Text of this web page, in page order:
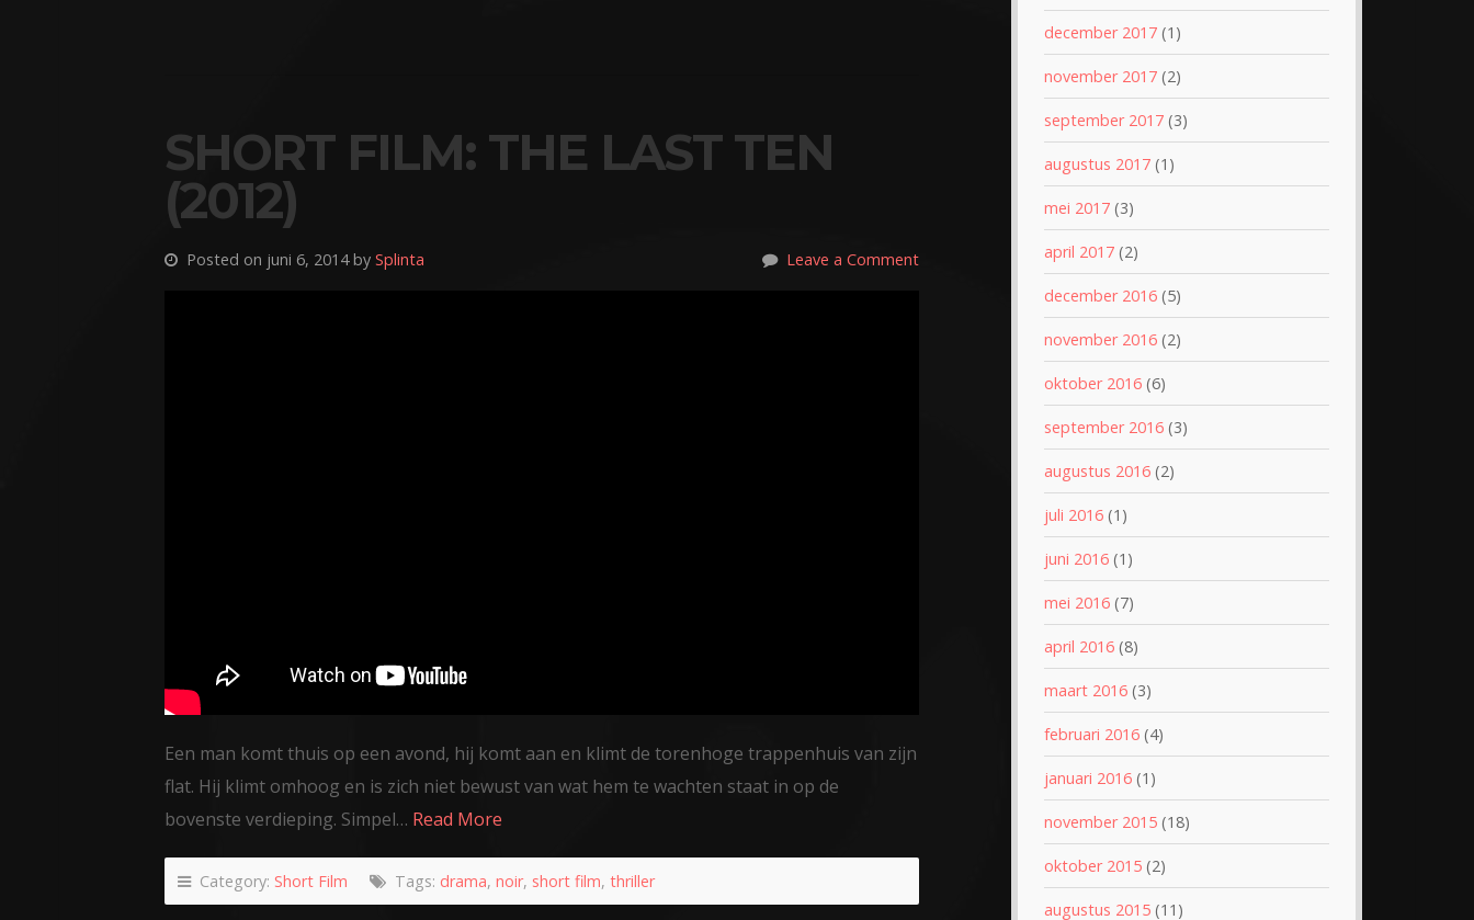
SHORT FILM: THE LAST TEN
(2012)
Posted on juni 6, 2014 by Splinta Leave a Comment
Een man komt thuis op een avond, hij komt aan en klimt de torenhoge trappenhuis van zijn
flat. Hij klimt omhoog en is zich niet bewust van wat hem te wachten staat in op de
bovenste verdieping. Simpel… Read More
Category: Short Film Tags: drama, noir, short film, thriller
december 2017(1)
november 2017(2)
september 2017(3)
augustus 2017(1)
mei 2017(3)
april 2017(2)
december 2016(5)
november 2016(2)
oktober 2016(6)
september 2016(3)
augustus 2016(2)
juli 2016(1)
juni 2016(1)
mei 2016(7)
april 2016(8)
maart 2016(3)
februari 2016(4)
januari 2016(1)
november 2015(18)
oktober 2015(2)
augustus 2015(11)